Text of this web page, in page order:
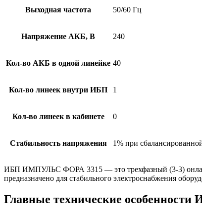
Выходная частота 50/60 Гц
Напряжение АКБ, В 240
Кол-во АКБ в одной линейке 40
Кол-во линеек внутри ИБП 1
Кол-во линеек в кабинете 0
Стабильность напряжения 1% при
ИБП ИМПУЛЬС ФОРА 3315 — это трехфазный (3-3)
предназначено для стабильного электроснабжения
Главные технические